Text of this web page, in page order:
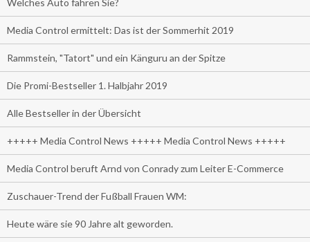
Welches Auto fahren Sie?
Media Control ermittelt: Das ist der Sommerhit 2019
Rammstein, "Tatort" und ein Känguru an der Spitze
Die Promi-Bestseller 1. Halbjahr 2019
Alle Bestseller in der Übersicht
+++++ Media Control News +++++ Media Control News +++++
Media Control beruft Arnd von Conrady zum Leiter E-Commerce
Zuschauer-Trend der Fußball Frauen WM:
Heute wäre sie 90 Jahre alt geworden.